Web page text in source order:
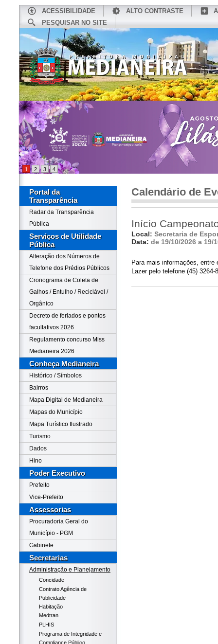
ACESSIBILIDADE ALTO CONTRASTE
PESQUISAR NO SITE
CONHEÇA MEDIANEIRA
1 2 3 4
Portal da
Transparência
Radar da Transparência
Pública
Serviços de Utilidade
Pública
Alteração dos Números de
Telefone dos Prédios Públicos
Cronograma de Coleta de
Galhos / Entulho / Reciclável /
Orgânico
Decreto de feriados e pontos
facultativos 2026
Regulamento concurso Miss
Medianeira 2026
Conheça Medianeira
Histórico / Símbolos
Bairros
Mapa Digital de Medianeira
Mapas do Município
Mapa Turístico Ilustrado
Turismo
Dados
Hino
Poder Executivo
Prefeito
Vice-Prefeito
Assessorias
Procuradoria Geral do
Município - PGM
Gabinete
Secretarias
Administração e Planejamento
Concidade
Contrato Agência de
Publicidade
Habitação
Medtran
PLHIS
Programa de Integridade e
Compliance Público
Calendário de
Início
Local: Secretaria de
Data: de 19/10/2026 a 19/
Para mais informações,
Lazer pelo telefone (45) 3264-